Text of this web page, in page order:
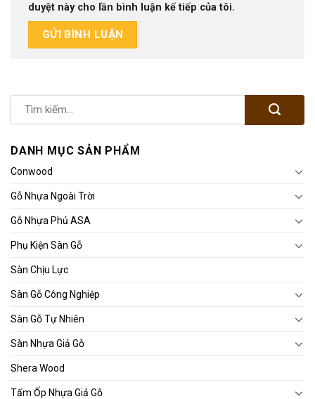
duyệt này cho lần bình luận kế tiếp của tôi.
DANH MỤC SẢN PHẨM
Conwood
Gỗ Nhựa Ngoài Trời
Gỗ Nhựa Phủ ASA
Phụ Kiện Sàn Gỗ
Sàn Chịu Lực
Sàn Gỗ Công Nghiệp
Sàn Gỗ Tự Nhiên
Sàn Nhựa Giả Gỗ
Shera Wood
Tấm Ốp Nhựa Giả Gỗ